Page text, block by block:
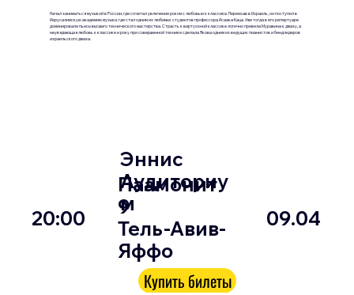
Начал заниматься музыкой в России, где сочетал увлечение роком с любовью к классике. Переехав в Израиль, он поступил в
Иерусалимскую академию музыки, где стал одним из любимых студентов профессора Исаака Каца. Уже тогда в его репертуаре
доминировали пьесы высшего технического мастерства. Страсть к виртуозной классике логично привела Муравина к джазу, а
неувядающая любовь к классике и року при совершенной технике сделала Якова одним из ведущих пианистов и бендлидеров
израильского джаза.
20:00
Эннис
Аудиториу
м
Паамонит
9
Тель-Авив-
Яффо
09.04
Купить билеты